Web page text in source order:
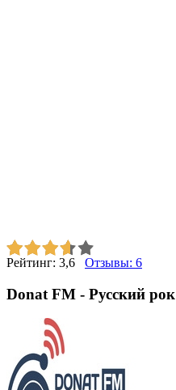
Рейтинг: 3,6 Отзывы: 6
Donat FM - Русский рок